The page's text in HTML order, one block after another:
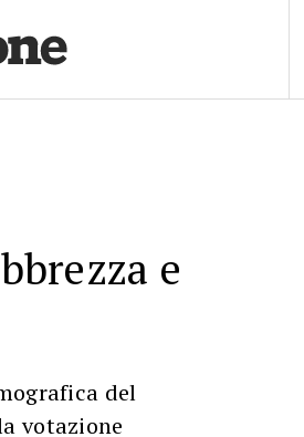
e
del
votazione